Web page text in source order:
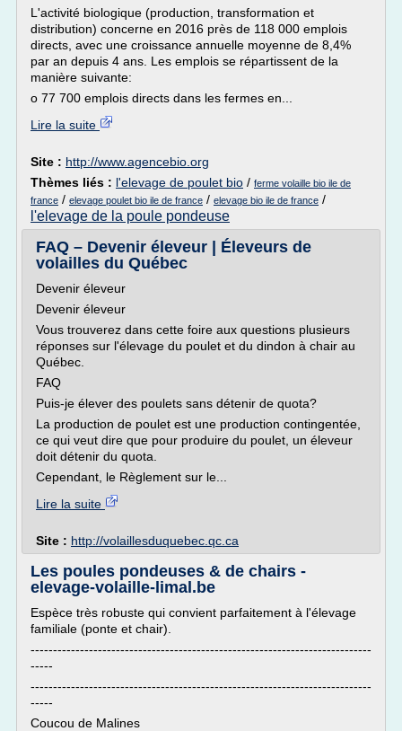
L'activité biologique (production, transformation et
distribution) concerne en 2016 près de 118 000 emplois
directs, avec une croissance annuelle moyenne de 8,4%
par an depuis 4 ans. Les emplois se répartissent de la
manière suivante:
o 77 700 emplois directs dans les fermes en...
Lire la suite
Site : http://www.agencebio.org
Thèmes liés : l'elevage de poulet bio / ferme volaille bio ile de
france / elevage poulet bio ile de france / elevage bio ile de france /
l'elevage de la poule pondeuse
FAQ – Devenir éleveur | Éleveurs de
volailles du Québec
Devenir éleveur
Devenir éleveur
Vous trouverez dans cette foire aux questions plusieurs
réponses sur l'élevage du poulet et du dindon à chair au
Québec.
FAQ
Puis-je élever des poulets sans détenir de quota?
La production de poulet est une production contingentée,
ce qui veut dire que pour produire du poulet, un éleveur
doit détenir du quota.
Cependant, le Règlement sur le...
Lire la suite
Site : http://volaillesduquebec.qc.ca
Les poules pondeuses & de chairs -
elevage-volaille-limal.be
Espèce très robuste qui convient parfaitement à l'élevage
familiale (ponte et chair).
----------------------------------------------------------------------------
-----
----------------------------------------------------------------------------
-----
Coucou de Malines